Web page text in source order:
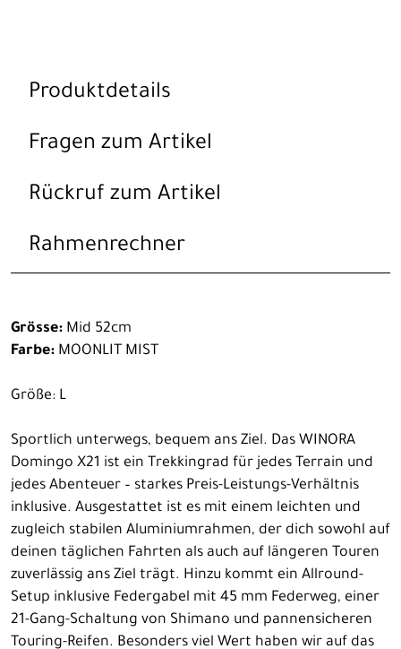
Produktdetails
Fragen zum Artikel
Rückruf zum Artikel
Rahmenrechner
Grösse: Mid 52cm
Farbe: MOONLIT MIST
Größe: L
Sportlich unterwegs, bequem ans Ziel. Das WINORA
Domingo X21 ist ein Trekkingrad für jedes Terrain und
jedes Abenteuer – starkes Preis-Leistungs-Verhältnis
inklusive. Ausgestattet ist es mit einem leichten und
zugleich stabilen Aluminiumrahmen, der dich sowohl auf
deinen täglichen Fahrten als auch auf längeren Touren
zuverlässig ans Ziel trägt. Hinzu kommt ein Allround-
Setup inklusive Federgabel mit 45 mm Federweg, einer
21-Gang-Schaltung von Shimano und pannensicheren
Touring-Reifen. Besonders viel Wert haben wir auf das